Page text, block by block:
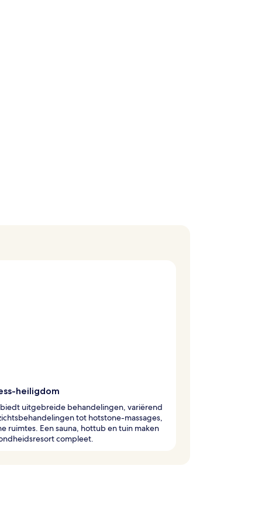
heiligdom
biedt uitgebreide behandelingen, variërend
tot hotstone-massages,
ruimtes. Een sauna, hottub en tuin maken
compleet.